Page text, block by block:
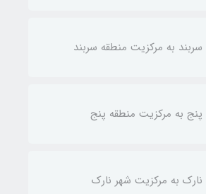
سربند به مركزيت منطقه سربند
پنج به مركزيت منطقه پنج
نارك به مركزيت شهر نارك